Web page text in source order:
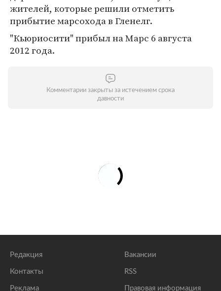
жителей, которые решили отметить
прибытие марсохода в Гленелг.
"Кьюриосити" прибыл на Марс 6 августа
2012 года.
Комментарии закрыты за истечением срока
давности
Редакция
Контакты
Реклама
Вакансии
RSS
Правовая информация